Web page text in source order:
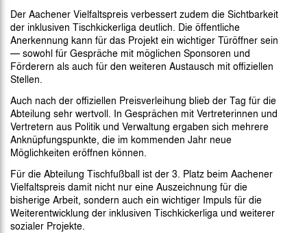
Der Aachener Vielfaltspreis verbessert zudem die Sichtbarkeit
der inklusiven Tischkickerliga deutlich. Die öffentliche
Anerkennung kann für das Projekt ein wichtiger Türöffner sein
— sowohl für Gespräche mit möglichen Sponsoren und
Förderern als auch für den weiteren Austausch mit offiziellen
Stellen.
Auch nach der offiziellen Preisverleihung blieb der Tag für die
Abteilung sehr wertvoll. In Gesprächen mit Vertreterinnen und
Vertretern aus Politik und Verwaltung ergaben sich mehrere
Anknüpfungspunkte, die im kommenden Jahr neue
Möglichkeiten eröffnen können.
Für die Abteilung Tischfußball ist der 3. Platz beim Aachener
Vielfaltspreis damit nicht nur eine Auszeichnung für die
bisherige Arbeit, sondern auch ein wichtiger Impuls für die
Weiterentwicklung der inklusiven Tischkickerliga und weiterer
sozialer Projekte.